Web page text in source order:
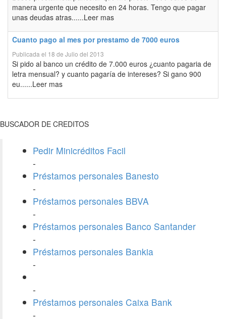
manera urgente que necesito en 24 horas. Tengo que pagar
unas deudas atras......Leer mas
Cuanto pago al mes por prestamo de 7000 euros
Publicada el 18 de Julio del 2013
Si pido al banco un crédito de 7.000 euros ¿cuanto pagaria de
letra mensual? y cuanto pagaría de intereses? Si gano 900
eu......Leer mas
BUSCADOR DE CREDITOS
Pedir Minicréditos Facil
-
Préstamos personales Banesto
-
Préstamos personales BBVA
-
Préstamos personales Banco Santander
-
Préstamos personales Bankia
-
-
Préstamos personales Caixa Bank
-